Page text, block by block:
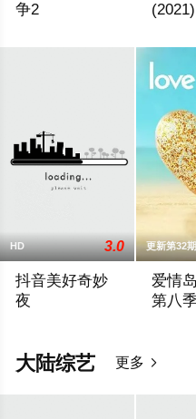
争2
(2021)
HD 3.0
抖音美好奇妙
夜
更新第32
爱情
第八
大陆综艺 更多 